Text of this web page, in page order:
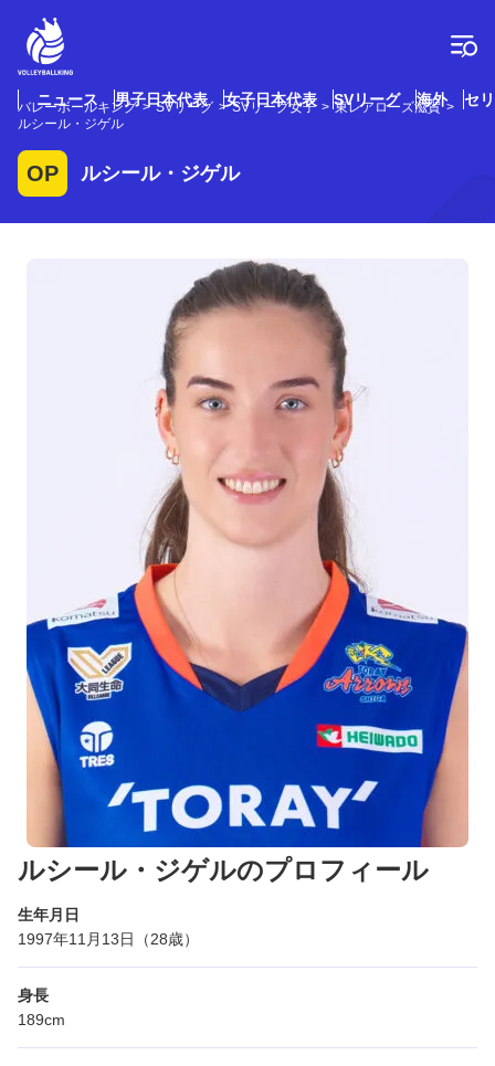
ニュース 男子日本代表 女子日本代表 SVリーグ 海外 セ
バレーボールキング SVリーグ SVリーグ女子
東レアローズ滋賀
ルシール・ジゲル
OP ルシール・ジゲル
ルシール・ジゲルのプロフィール
生年月日
1997年11月13日（28歳）
身長
189cm